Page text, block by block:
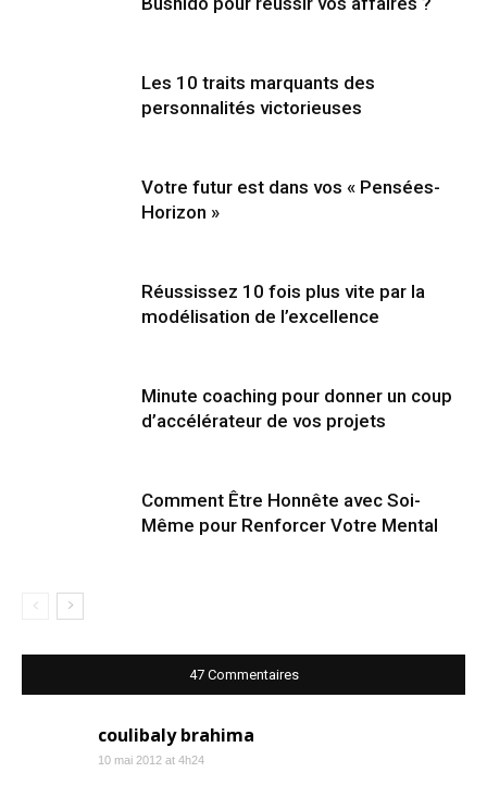
Les 10 traits marquants des
personnalités victorieuses
Votre futur est dans vos « Pensées-
Horizon »
Réussissez 10 fois plus vite par la
modélisation de l’excellence
Minute coaching pour donner un coup
d’accélérateur de vos projets
Comment Être Honnête avec Soi-
Même pour Renforcer Votre Mental
47 Commentaires
coulibaly brahima
10 mai 2012 at 4h24